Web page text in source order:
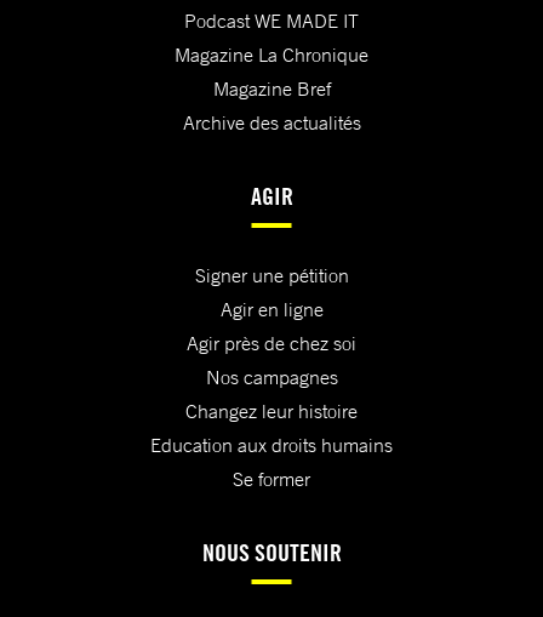
Podcast WE MADE IT
Magazine La Chronique
Magazine Bref
Archive des actualités
AGIR
Signer une pétition
Agir en ligne
Agir près de chez soi
Nos campagnes
Changez leur histoire
Education aux droits humains
Se former
NOUS SOUTENIR